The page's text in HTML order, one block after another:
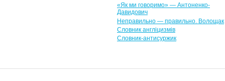
«Як ми говоримо» — Антоненко-
Давидович
Неправильно — правильно. Волощак
Словник англіцизмів
Словник-антисуржик